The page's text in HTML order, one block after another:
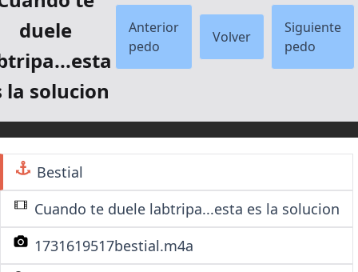
duele
la solucion
Anterior
pedo
Volver
Siguiente
pedo
Bestial
Cuando te duele labtripa...esta es la solucion
1731619517bestial.m4a